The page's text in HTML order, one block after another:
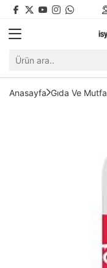
Anasayfa Gıda Ve